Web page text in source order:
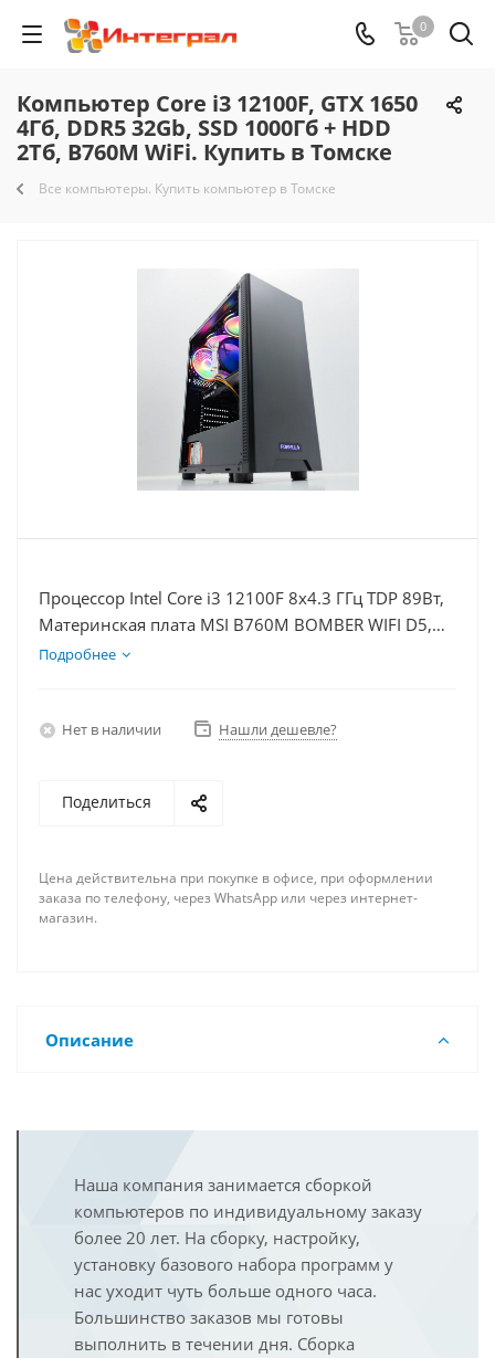
0
Компьютер Core i3 12100F, GTX 1650
4Гб, DDR5 32Gb, SSD 1000Гб + HDD
2Тб, B760M WiFi. Купить в Томске
Все компьютеры. Купить компьютер в Томске
Процессор Intel Core i3 12100F 8x4.3 ГГц TDP 89Вт,
Материнская плата MSI B760M BOMBER WIFI D5,
Видеокарта GTX 1650 4Гб, Память DDR5 32Gb,
Подробнее
Нет в наличии Нашли дешевле?
Поделиться
Цена действительна при покупке в офисе, при оформлении
заказа по телефону, через WhatsApp или через интернет-
магазин.
Описание
Наша компания занимается сборкой
компьютеров по индивидуальному заказу
более 20 лет. На сборку, настройку,
установку базового набора программ у
нас уходит чуть больше одного часа.
Большинство заказов мы готовы
выполнить в течении дня. Сборка